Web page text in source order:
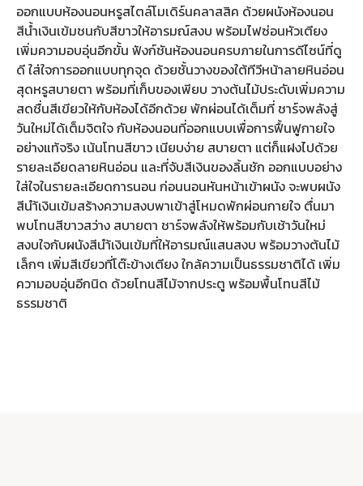
ออกแบบห้องนอนหรูสไตล์โมเดิร์นคลาสสิค ด้วยผนังห้องนอน
สีน้ำเงินเข้มชนกับสีขาวให้อารมณ์สงบ พร้อมไฟซ่อนหัวเตียง
เพิ่มความอบอุ่นอีกขั้น ฟังก์ชันห้องนอนครบภายในการดีไซน์ที่ดู
ดี ใส่ใจการออกแบบทุกจุด ด้วยชั้นวางของใต้ทีวีหน้าลายหินอ่อน
สุดหรูสบายตา พร้อมที่เก็บของเพียบ วางต้นไม้ประดับเพิ่มความ
สดชื่นสีเขียวให้กับห้องได้อีกด้วย พักผ่อนได้เต็มที่ ชาร์จพลังสู่
วันใหม่ได้เต็มจิตใจ กับห้องนอนที่ออกแบบเพื่อการฟื้นฟูกายใจ
อย่างแท้จริง เน้นโทนสีขาว เนียบง่าย สบายตา แต่ก็แฝงไปด้วย
รายละเอียดลายหินอ่อน และที่จับสีเงินของลิ้นชัก ออกแบบอย่าง
ใส่ใจในรายละเอียดการนอน ก่อนนอนหันหน้าเข้าผนัง จะพบผนัง
สีนำ้เงินเข้มสร้างความสงบพาเข้าสู่โหมดพักผ่อนกายใจ ตื่นมา
พบโทนสีขาวสว่าง สบายตา ชาร์จพลังให้พร้อมกับเช้าวันใหม่
สงบใจกับผนังสีนำ้เงินเข้มที่ให้อารมณ์แสนสงบ พร้อมวางต้นไม้
เล็กๆ เพิ่มสีเขียวที่โต๊ะข้างเตียง ใกล้ความเป็นธรรมชาติได้ เพิ่ม
ความอบอุ่นอีกนิด ด้วยโทนสีไม้จากประตู พร้อมพื้นโทนสีไม้
ธรรมชาติ